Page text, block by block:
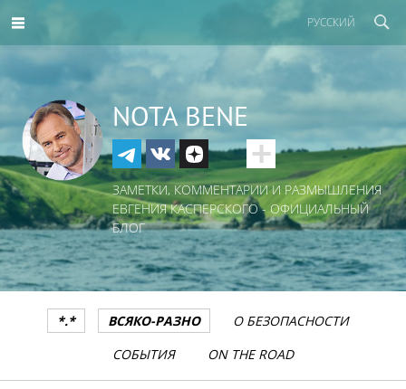
РУССКИЙ
NOTA BENE
ЗАМЕТКИ, КОММЕНТАРИИ И РАЗМЫШЛЕНИЯ
ЕВГЕНИЯ КАСПЕРСКОГО - ОФИЦИАЛЬНЫЙ
БЛОГ
*.* ВСЯКО-РАЗНО
О БЕЗОПАСНОСТИ
СОБЫТИЯ
ON THE ROAD